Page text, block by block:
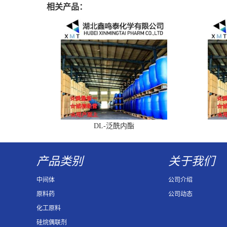
相关产品：
DL-泛酰内酯
产品类别
中间体
原料药
化工原料
硅烷偶联剂
关于我们
公司介绍
公司动态